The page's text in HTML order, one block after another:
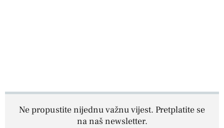
Ne propustite nijednu važnu vijest. Pretplatite se
na naš newsletter.